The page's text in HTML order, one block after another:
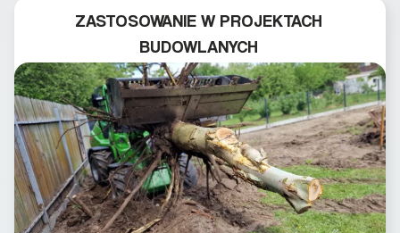
ZASTOSOWANIE W PROJEKTACH
BUDOWLANYCH